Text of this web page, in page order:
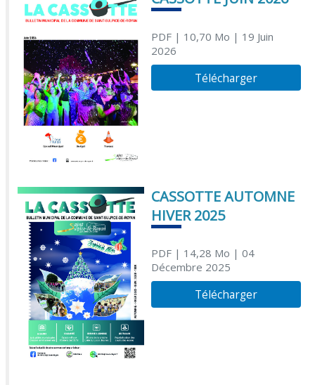
PDF| 10,70 Mo | 19 Juin
2026
Télécharger
CASSOTTE AUTOMNE
HIVER 2025
PDF| 14,28 Mo | 04
Décembre 2025
Télécharger